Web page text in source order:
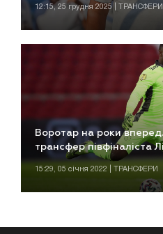
12:15, 25 грудня 2025 | ТРАНСФЕРИ
Воротар на роки
трансфер півфіналіста
15:29, 05 січня 2022 | ТРАНСФЕРИ